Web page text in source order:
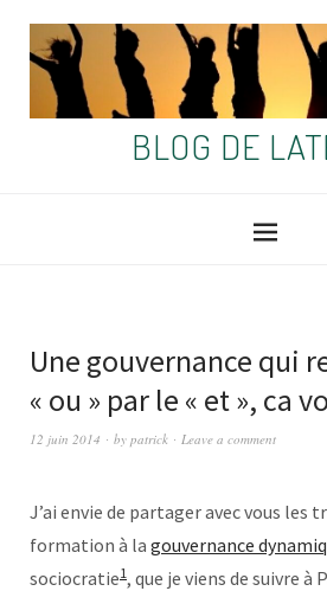
BLOG DE
Une gouvernance qui
« ou » par le « et », ca
12 juin 2014 by patrick Leave a comment
J’ai envie de partager avec vous les
formation à la gouvernance
sociocratie1, que je viens de suivre à